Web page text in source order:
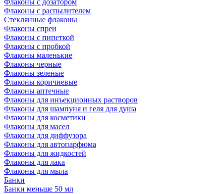
Флаконы с дозатором
Флаконы с распылителем
Стеклянные флаконы
Флаконы cпреи
Флаконы с пипеткой
Флаконы с пробкой
Флаконы маленькие
Флаконы черные
Флаконы зеленые
Флаконы коричневые
Флаконы аптечные
Флаконы для инъекционных растворов
Флаконы для шампуня и геля для душа
Флаконы для косметики
Флаконы для масел
Флаконы для диффузора
Флаконы для автопарфюма
Флаконы для жидкостей
Флаконы для лака
Флаконы для мыла
Банки
Банки меньше 50 мл